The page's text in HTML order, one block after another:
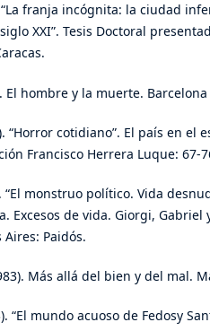
“La franja incógnita: la ciudad
XXI”. Tesis Doctoral
El hombre y la muerte. Barcelona
“Horror cotidiano”. El país en el
Francisco Herrera Luque: 67-
“El monstruo político. Vida
Excesos de vida. Giorgi, Gabriel
Aires: Paidós.
Más allá del bien y del mal.
“El mundo acuoso de Fedosy